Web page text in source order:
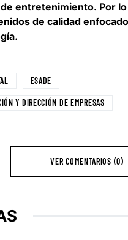
entretenimiento. Por
de calidad
ESADE
Y DIRECCIÓN DE EMPRESAS
VER COMENTARIOS (0)